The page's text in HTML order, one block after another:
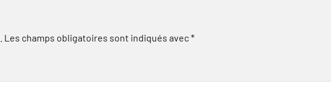
Les champs obligatoires sont indiqués avec*